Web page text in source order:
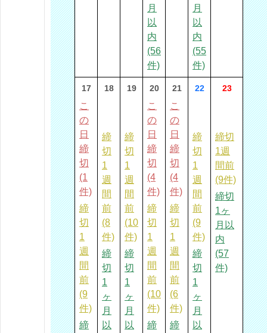
月
以
内
(56
件)
月
以
内
(55
件)
17
こ
の
日
締
切
(1
件)
締
切
1
週
間
前
(9
件)
締
18
締
切
1
週
間
前
(8
件)
締
切
1
ヶ
月
以
19
締
切
1
週
間
前
(10
件)
締
切
1
ヶ
月
以
20
こ
の
日
締
切
(4
件)
締
切
1
週
間
前
(10
件)
締
21
こ
の
日
締
切
(4
件)
締
切
1
週
間
前
(6
件)
締
22
締
切
1
週
間
前
(9
件)
締
切
1
ヶ
月
以
23
締切
1週
間前
(9件)
締切
1ヶ
月以
内
(57
件)